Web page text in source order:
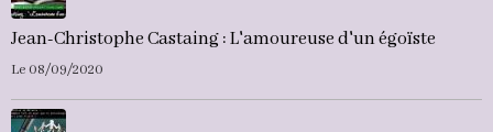
Jean-Christophe Castaing : L'amoureuse d'un égoïste
Le 08/09/2020